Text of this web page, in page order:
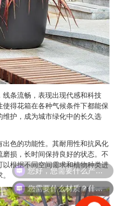
条流畅，表现出现代感和科技
得花箱在各种气候条件下都能保
护，成为城市绿化中的长久选
色的功能性。其耐用性和抗风化
损，长时间保持良好的状态。不
根据不同空间需求和植物种类进
您好，您需要什么产品？